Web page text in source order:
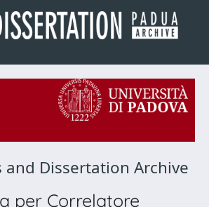
and Dissertation Archive
per Correlatore